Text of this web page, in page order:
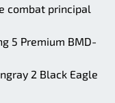
combat principal
5 Premium BMD-
2 Black Eagle